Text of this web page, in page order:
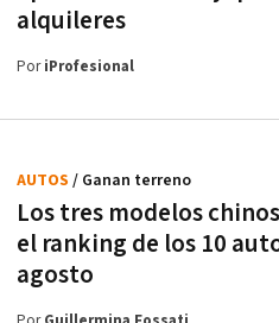
alquileres
PoriProfesional
Los tres modelos
el ranking de los 10
agosto
AUTOS / Ganan terreno